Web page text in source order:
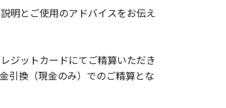
明とご使用のアドバイスをお伝え
ジットカードにてご精算いただき
引換（現金のみ）でのご精算とな